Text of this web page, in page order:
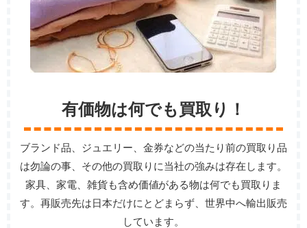
有価物は何でも買取り！
ブランド品、ジュエリー、金券などの当たり前の買取り品
は勿論の事、その他の買取りに当社の強みは存在します。
家具、家電、雑貨も含め価値がある物は何でも買取りま
す。再販売先は日本だけにとどまらず、世界中へ輸出販売
しています。